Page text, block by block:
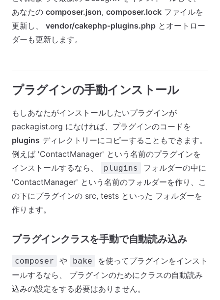
あなたの composer.json, composer.lock ファイルを
更新し、 vendor/cakephp-plugins.php とオートロー
ダーも更新します。
プラグインの手動インストール
もしあなたがインストールしたいプラグインが
packagist.org になければ、プラグインのコードを
plugins ディレクトリーにコピーすることもできます。
例えば 'ContactManager' という名前のプラグインを
インストールするなら、
plugins
フォルダーの中に
'ContactManager' という名前のフォルダーを作り、こ
の下にプラグインの src, tests といった フォルダーを
作ります。
プラグインクラスを手動で自動読み込み
composer や bake
を使ってプラグインをインスト
ールするなら、 プラグインのためにクラスの自動読み
込みの設定をする必要はありません。